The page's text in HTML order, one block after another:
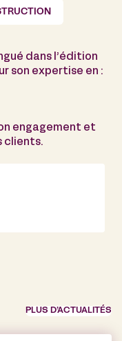
dans l’édition
son expertise en :
engagement et
clients.
PLUS D’ACTUALITÉS